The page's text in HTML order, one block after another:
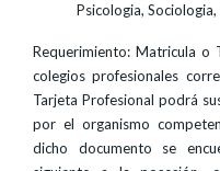
Psicologia,
Requerimiento: Matricula
colegios profesionales
Tarjeta Profesional podrá
por el organismo
dicho documento se